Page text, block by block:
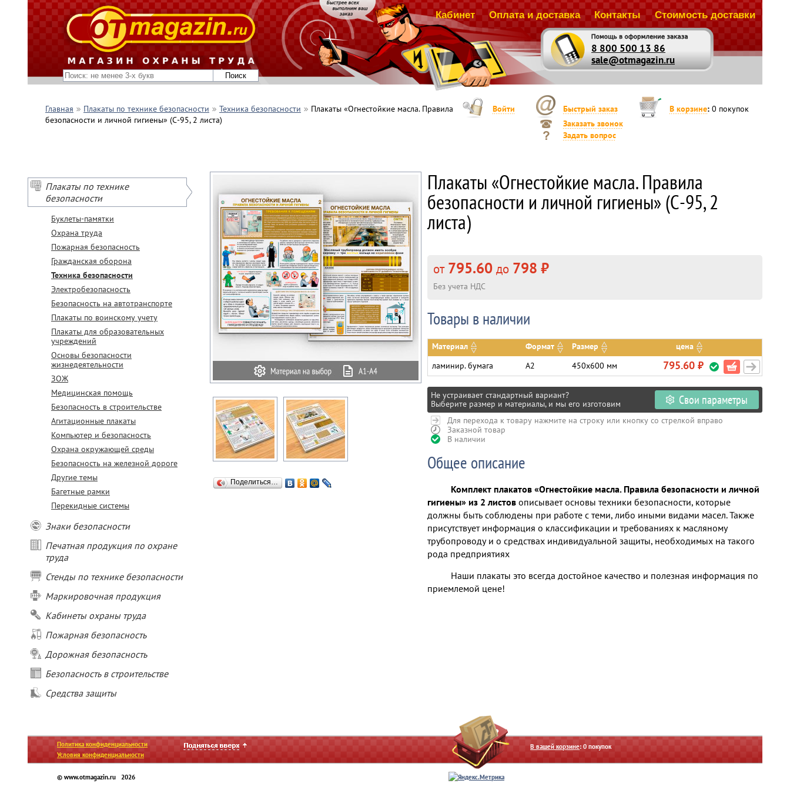
8 800 500 13 86
sale@otmagazin.ru
Кабинет Оплата и доставка Контакты Стоимость доставки
Главная Плакаты по технике безопасности Техника безопасности
Плакаты «Огнестойкие масла. Правила
безопасности и личной гигиены» (С-95, 2 листа)
Войти Быстрый заказ В корзине: 0 покупок
Заказать звонок
Задать вопрос
Плакаты по технике
безопасности
Буклеты-памятки
Охрана труда
Пожарная безопасность
Гражданская оборона
Техника безопасности
Электробезопасность
Безопасность на автотранспорте
Плакаты по воинскому учету
Плакаты для образовательных
учреждений
Основы безопасности
жизнедеятельности
ЗОЖ
Медицинская помощь
Безопасность в строительстве
Агитационные плакаты
Компьютер и безопасность
Охрана окружающей среды
Безопасность на железной дороге
Другие темы
Багетные рамки
Перекидные системы
Знаки безопасности
Печатная продукция по охране
труда
Стенды по технике безопасности
Маркировочная продукция
Кабинеты охраны труда
Пожарная безопасность
Дорожная безопасность
Безопасность в строительстве
Средства защиты
Поделиться…
Плакаты «Огнестойкие масла. Правила
безопасности и личной гигиены» (С-95, 2
листа)
от795.60 до 798 ₽
Без учета НДС
Товары в наличии
Материал Формат Размер
цена
ламинир. бумага
А2 450х600 мм 795.60 ₽
Не устраивает стандартный вариант?
Выберите размер и материалы, и мы его изготовим
Свои параметры
Для перехода к товару нажмите на строку или кнопку со стрелкой вправо
Заказной товар
В наличии
Общее описание
Комплект плакатов «Огнестойкие масла. Правила безопасности и личной
гигиены» из 2 листов описывает основы техники безопасности, которые
должны быть соблюдены при работе с теми, либо иными видами масел. Также
присутствует информация о классификации и требованиях к масляному
трубопроводу и о средствах индивидуальной защиты, необходимых на такого
рода предприятиях
Наши плакаты это всегда достойное качество и полезная информация по
приемлемой цене!
Политика конфиденциальности
Условия конфиденциальности
В вашей корзине: 0 покупок
© www.otmagazin.ru 2026